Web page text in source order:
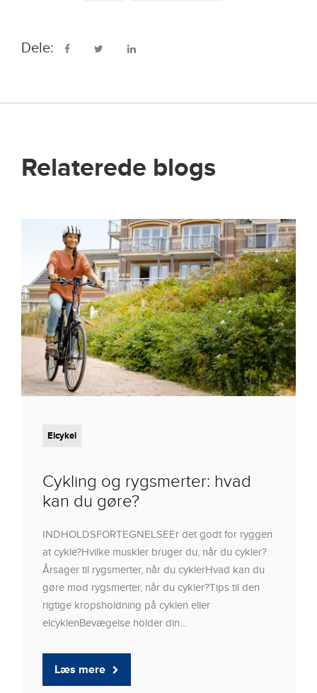
Dele:
Relaterede blogs
Elcykel
Cykling og rygsmerter: hvad
kan du gøre?
INDHOLDSFORTEGNELSEEr det godt for ryggen
at cykle?Hvilke muskler bruger du, når du cykler?
Årsager til rygsmerter, når du cyklerHvad kan du
gøre mod rygsmerter, når du cykler?Tips til den
rigtige kropsholdning på cyklen eller
elcyklenBevægelse holder din...
Læs mere